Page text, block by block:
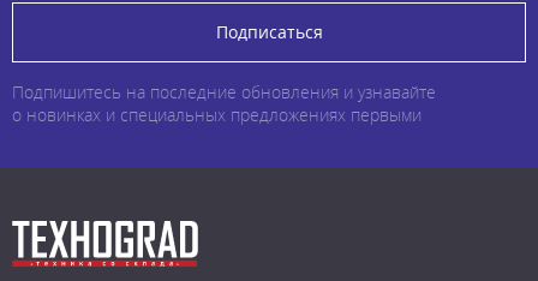
Подписаться
Подпишитесь на последние обновления и узнавайте
о новинках и специальных предложениях первыми